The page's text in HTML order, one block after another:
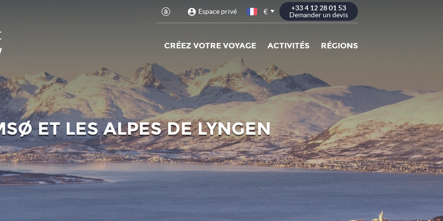
Espace privé €
+33 4 12 28 01 53
Demander un devis
CRÉEZ VOTRE VOYAGE ACTIVITÉS RÉGIONS
ET LES ALPES DE LYNGEN